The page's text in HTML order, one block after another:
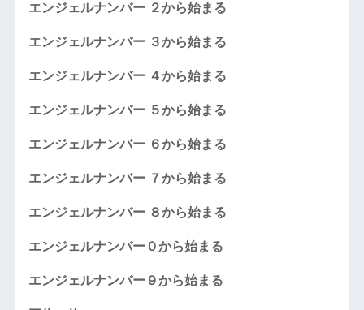
エンジェルナンバー ２から始まる
エンジェルナンバー ３から始まる
エンジェルナンバー ４から始まる
エンジェルナンバー ５から始まる
エンジェルナンバー ６から始まる
エンジェルナンバー ７から始まる
エンジェルナンバー ８から始まる
エンジェルナンバー０から始まる
エンジェルナンバー９から始まる